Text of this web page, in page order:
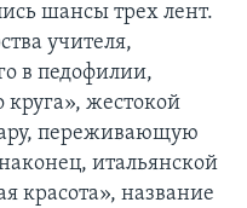
шансы трех лент.
учителя,
в педофилии,
круга», жестокой
переживающую
итальянской
красота», название